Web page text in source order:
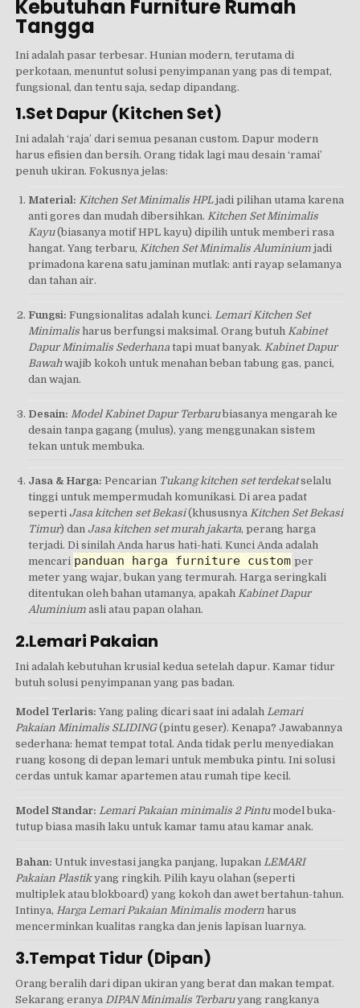
Kebutuhan Furniture Rumah
Tangga
Ini adalah pasar terbesar. Hunian modern, terutama di
perkotaan, menuntut solusi penyimpanan yang pas di tempat,
fungsional, dan tentu saja, sedap dipandang.
1.Set Dapur (Kitchen Set)
Ini adalah ‘raja’ dari semua pesanan custom. Dapur modern
harus efisien dan bersih. Orang tidak lagi mau desain ‘ramai’
penuh ukiran. Fokusnya jelas:
Material: Kitchen Set Minimalis HPLjadi pilihan utama karena
anti gores dan mudah dibersihkan. Kitchen Set Minimalis
Kayu(biasanya motif HPL kayu) dipilih untuk memberi rasa
hangat. Yang terbaru, Kitchen Set Minimalis Aluminiumjadi
primadona karena satu jaminan mutlak: anti rayap selamanya
dan tahan air.
Fungsi: Fungsionalitas adalah kunci. Lemari Kitchen Set
Minimalisharus berfungsi maksimal. Orang butuh Kabinet
Dapur Minimalis Sederhanatapi muat banyak. Kabinet Dapur
Bawahwajib kokoh untuk menahan beban tabung gas, panci,
dan wajan.
Desain: Model Kabinet Dapur Terbarubiasanya mengarah ke
desain tanpa gagang (mulus), yang menggunakan sistem
tekan untuk membuka.
Jasa & Harga: Pencarian Tukang kitchen set terdekatselalu
tinggi untuk mempermudah komunikasi. Di area padat
seperti Jasa kitchen set Bekasi(khususnya Kitchen Set Bekasi
Timur) dan Jasa kitchen set murah jakarta, perang harga
terjadi. Di sinilah Anda harus hati-hati. Kunci Anda adalah
mencari panduan harga furniture custom per
meter yang wajar, bukan yang termurah. Harga seringkali
ditentukan oleh bahan utamanya, apakah Kabinet Dapur
Aluminiumasli atau papan olahan.
2.Lemari Pakaian
Ini adalah kebutuhan krusial kedua setelah dapur. Kamar tidur
butuh solusi penyimpanan yang pas badan.
Model Terlaris: Yang paling dicari saat ini adalahLemari
Pakaian Minimalis SLIDING(pintu geser). Kenapa? Jawabannya
sederhana: hemat tempat total. Anda tidak perlu menyediakan
ruang kosong di depan lemari untuk membuka pintu. Ini solusi
cerdas untuk kamar apartemen atau rumah tipe kecil.
Model Standar: Lemari Pakaian minimalis 2 Pintumodel buka-
tutup biasa masih laku untuk kamar tamu atau kamar anak.
Bahan: Untuk investasi jangka panjang, lupakan LEMARI
Pakaian Plastikyang ringkih. Pilih kayu olahan (seperti
multiplek atau blokboard) yang kokoh dan awet bertahun-tahun.
Intinya, Harga Lemari Pakaian Minimalis modern harus
mencerminkan kualitas rangka dan jenis lapisan luarnya.
3.Tempat Tidur (Dipan)
Orang beralih dari dipan ukiran yang berat dan makan tempat.
Sekarang eranya DIPAN Minimalis Terbaruyang rangkanya